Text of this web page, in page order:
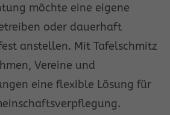
möchte eine eigene
oder dauerhaft
anstellen. Mit Tafelschmitz
Vereine und
eine flexible Lösung für